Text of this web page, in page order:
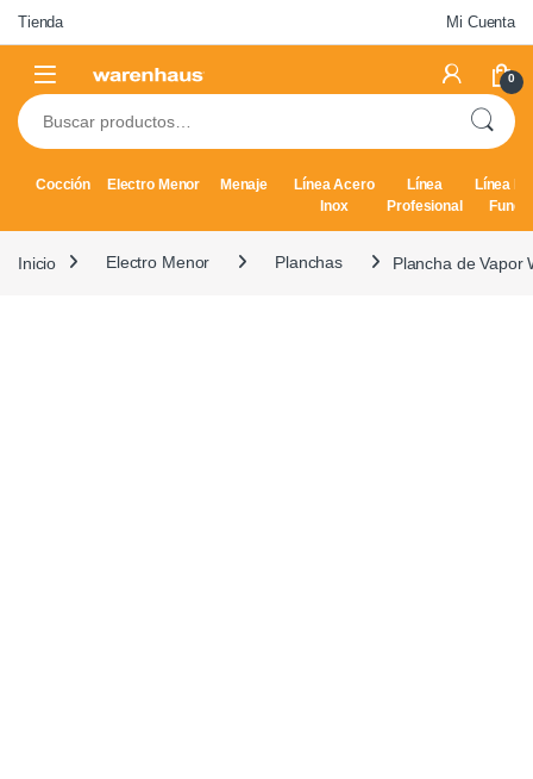
Skip to navigation
Skip to content
Tienda Mi Cuenta
0
Buscar por:
Cocción Electro Menor Menaje
Línea Acero
Inox
Línea
Profesional
Línea
Inicio Electro Menor Planchas Plancha de Vapor